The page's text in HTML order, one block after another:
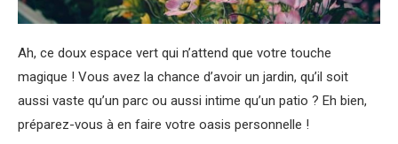
Ah, ce doux espace vert qui n’attend que votre touche
magique ! Vous avez la chance d’avoir un jardin, qu’il soit
aussi vaste qu’un parc ou aussi intime qu’un patio ? Eh bien,
préparez-vous à en faire votre oasis personnelle !